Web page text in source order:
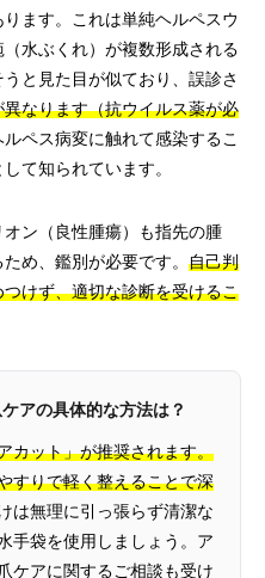
ります。これは単純ヘルペスウ
水ぶくれ）が複数形成される
と見た目が似ており、誤診さ
異なります（抗ウイルス薬が必
ペス病変に触れて感染するこ
て知られています。
ン（良性腫瘍）も指先の腫
め、鑑別が必要です。 自己判
けず、適切な診断を受けるこ
アの具体的な方法は？
カット」が推奨されます。
すりで軽く整えることで深
は無理に引っ張らず清潔な
手袋を使用しましょう。ア
ケアに関するご相談も受け